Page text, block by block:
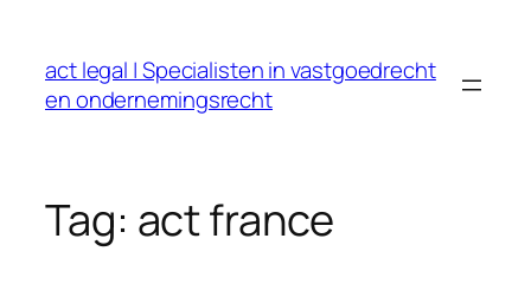
inhoud
act legal | Specialisten in vastgoedrecht
en ondernemingsrecht
Tag: act france